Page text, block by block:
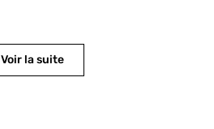
Voir la suite